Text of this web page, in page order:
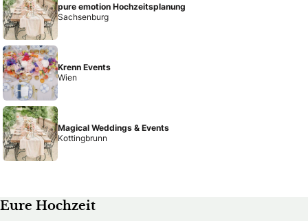
pure emotion Hochzeitsplanung
Sachsenburg
Krenn Events
Wien
Magical Weddings & Events
Kottingbrunn
Eure Hochzeit